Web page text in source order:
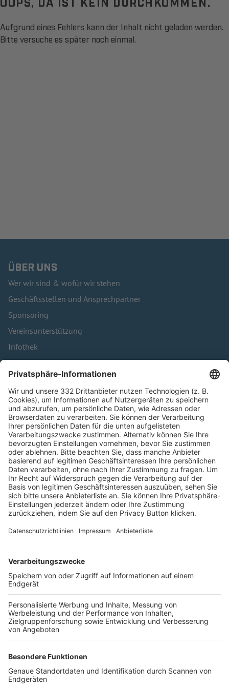
Aufgrund eines Fehlers kann der Inhalt nicht geladen werden.
Bitte versuche es später noch einmal.
ÜBER UNS
Wer wir sind & wofür wir stehen
Geschäftsstellen und Ansprechpartner
Sponsoring
Vereinsunterstützung
Infothek
Kontakt
HÄUFIG BESUCHTE SEITEN
Pässe und Vereinswechsel
Trainerausbildung
Schulungsangebot Vereinsmitarbeiter
BFV-Geschäftsstellen
Trainerbörse
Login SpielPlus
FOLGE DEM BFV
TOP-VEREINE
TOP-PARTNER